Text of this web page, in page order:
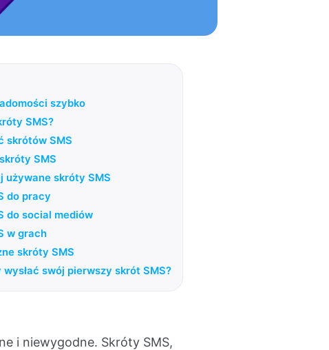
szybko
SMS?
skrótów SMS
SMS
używane skróty SMS
do pracy
do social mediów
w grach
skróty SMS
wysłać swój pierwszy skrót SMS?
i niewygodne. Skróty SMS,